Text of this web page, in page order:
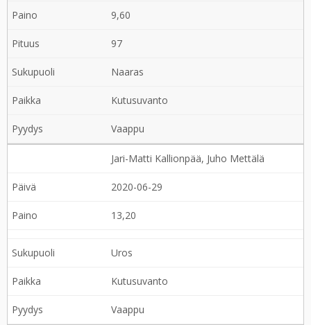
9,60
97
Naaras
Kutusuvanto
Vaappu
Jari-Matti Kallionpää, Juho Mettälä
2020-06-29
13,20
Uros
Kutusuvanto
Vaappu